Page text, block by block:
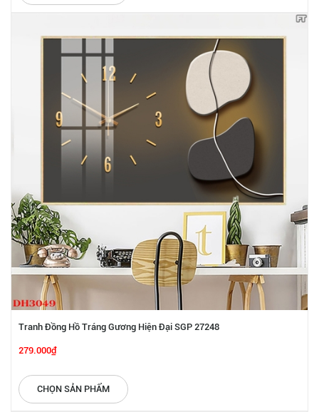
Tranh Đồng Hồ Tráng Gương Hiện Đại SGP 27248
279.000₫
CHỌN SẢN PHẨM